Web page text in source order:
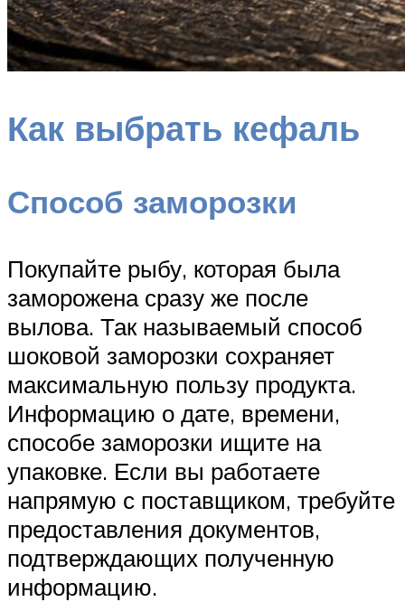
Как выбрать кефаль
Способ заморозки
Покупайте рыбу, которая была
заморожена сразу же после
вылова. Так называемый способ
шоковой заморозки сохраняет
максимальную пользу продукта.
Информацию о дате, времени,
способе заморозки ищите на
упаковке. Если вы работаете
напрямую с поставщиком, требуйте
предоставления документов,
подтверждающих полученную
информацию.